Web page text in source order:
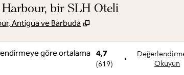
bir SLH Oteli
Antigua ve Barbuda ,
4,7
(619)
•
Okuyun